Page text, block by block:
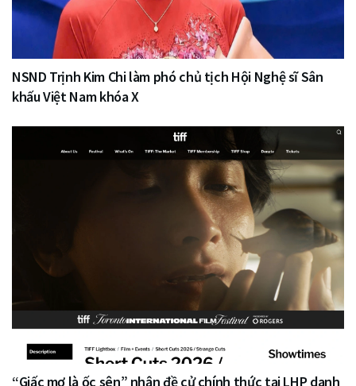
NSND Trịnh Kim Chi làm phó chủ tịch Hội Nghệ sĩ Sân
khấu Việt Nam khóa X
“Giấc mơ là ốc sên” nhận đề cử chính thức tại LHP danh